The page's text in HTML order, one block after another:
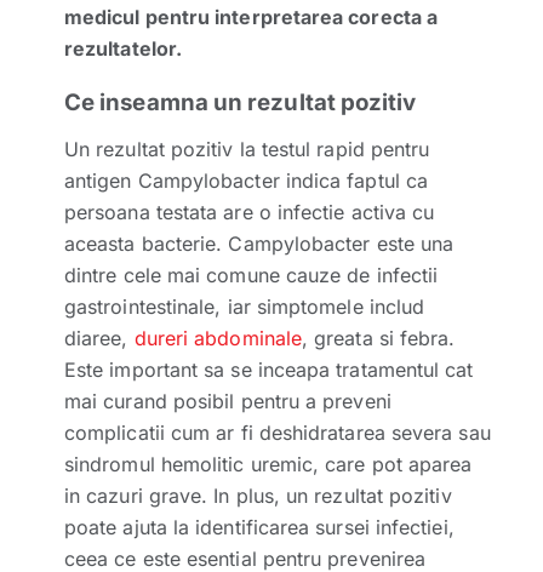
medicul pentru interpretarea corecta a
rezultatelor.
Ce inseamna un rezultat pozitiv
Un rezultat pozitiv la testul rapid pentru
antigen Campylobacter indica faptul ca
persoana testata are o infectie activa cu
aceasta bacterie. Campylobacter este una
dintre cele mai comune cauze de infectii
gastrointestinale, iar simptomele includ
diaree, dureri abdominale, greata si febra.
Este important sa se inceapa tratamentul cat
mai curand posibil pentru a preveni
complicatii cum ar fi deshidratarea severa sau
sindromul hemolitic uremic, care pot aparea
in cazuri grave. In plus, un rezultat pozitiv
poate ajuta la identificarea sursei infectiei,
ceea ce este esential pentru prevenirea